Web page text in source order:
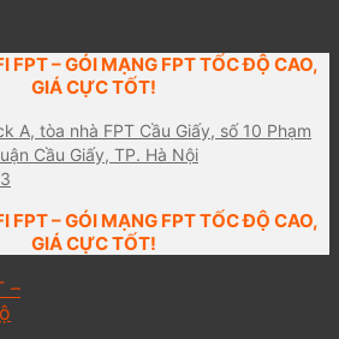
FPT – GÓI MẠNG FPT TỐC ĐỘ CAO,
GIÁ CỰC TỐT!
A, tòa nhà FPT Cầu Giấy, số 10 Phạm
Cầu Giấy, TP. Hà Nội
FPT – GÓI MẠNG FPT TỐC ĐỘ CAO,
GIÁ CỰC TỐT!